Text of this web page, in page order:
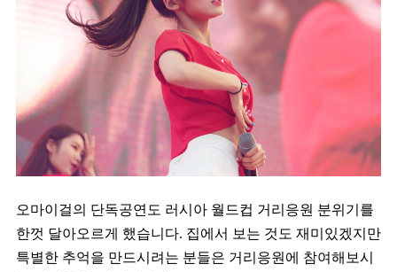
오마이걸의 단독공연도 러시아 월드컵 거리응원 분위기를
한껏 달아오르게 했습니다. 집에서 보는 것도 재미있겠지만
특별한 추억을 만드시려는 분들은 거리응원에 참여해보시